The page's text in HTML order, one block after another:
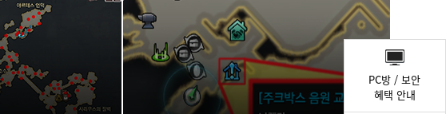
PC방 / 보안
혜택 안내